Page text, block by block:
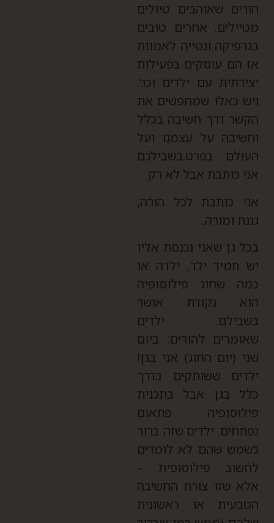
שאוהבים טיולים
אחרים טובים
ונטייה לאמנות
הם עוסקים בפעילות
עם ילדים וכו'.
כאלו שמחפשים את
דרך חשיבה בכלל
על עצמנו ועל
בפרט.בשבילכם
כותבת אבל לא רק.
כותבת לכל הורה,
ומורה.
גן שאני נכנסת אליו
תמיד ילד, ילדה או
שחוג פילוסופיה
נקודת אושר
ילדים
להורים: ביום
(יום החוג) אני בגן!
ששותקים בדרך
בגן אבל בתכנית
פתאום
ילדים שזה ברור
שהם לא לומדים
פילוסופית –
שזו צורת החשיבה
או ראשונית